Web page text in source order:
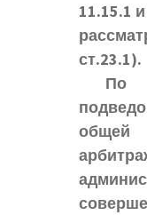
11.15.1
ст.23.1).